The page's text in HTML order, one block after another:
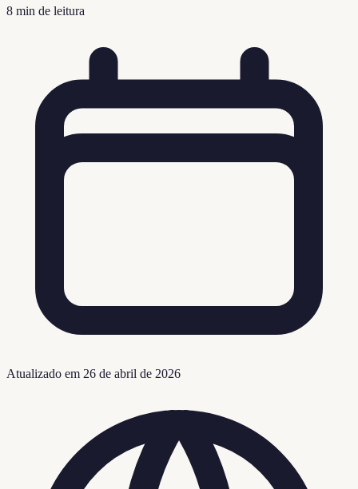
8 min de leitura
Atualizado em 26 de abril de 2026